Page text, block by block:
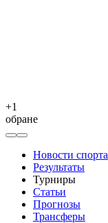
+1
обране
Новости спорта
Результаты
Турниры
Статьи
Прогнозы
Трансферы